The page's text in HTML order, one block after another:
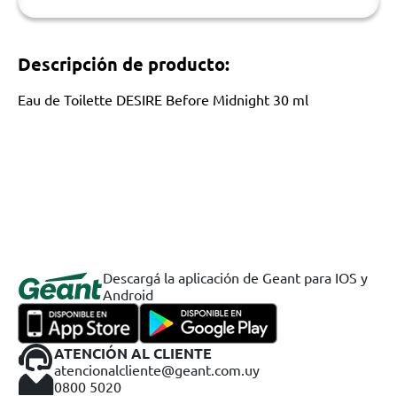
Descripción de producto:
Eau de Toilette DESIRE Before Midnight 30 ml
Descargá la aplicación de Geant para IOS y
Android
ATENCIÓN AL CLIENTE
atencionalcliente@geant.com.uy
0800 5020